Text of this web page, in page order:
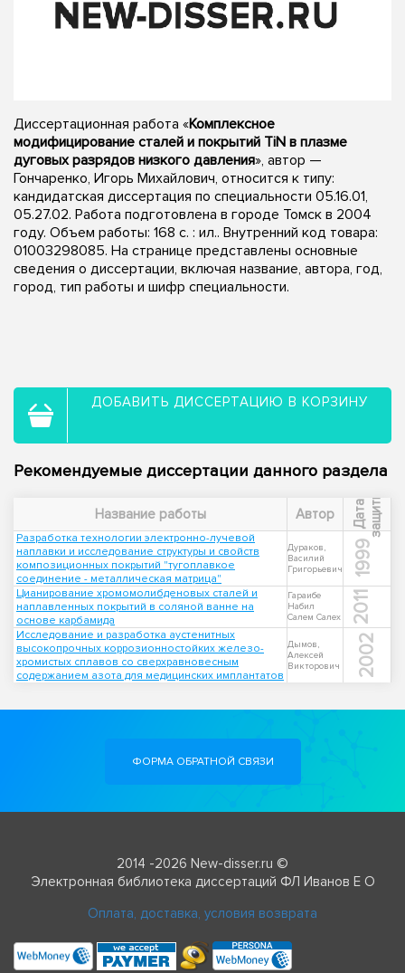
Диссертационная работа «Комплексное
модифицирование сталей и покрытий TiN в плазме
дуговых разрядов низкого давления», автор —
Гончаренко, Игорь Михайлович, относится к типу:
кандидатская диссертация по специальности 05.16.01,
05.27.02. Работа подготовлена в городе Томск в 2004
году. Объем работы: 168 с. : ил.. Внутренний код товара:
01003298085. На странице представлены основные
сведения о диссертации, включая название, автора, год,
город, тип работы и шифр специальности.
ДОБАВИТЬ ДИССЕРТАЦИЮ В КОРЗИНУ
Рекомендуемые диссертации данного раздела
Название работы Автор Д
а
т
а
з
а
щ
и
т ы
Разработка технологии электронно-лучевой
наплавки и исследование структуры и свойств
композиционных покрытий "тугоплавкое
соединение - металлическая матрица"
Дураков,
Василий
Григорьевич
1999
Цианирование хромомолибденовых сталей и
наплавленных покрытий в соляной ванне на
основе карбамида
Гараибе
Набил
Салем Салех
2011
Исследование и разработка аустенитных
высокопрочных коррозионностойких железо-
хромистых сплавов со сверхравновесным
содержанием азота для медицинских имплантатов
Дымов,
Алексей
Викторович
2002
ФОРМА ОБРАТНОЙ СВЯЗИ
2014 -2026 New-disser.ru ©
Электронная библиотека диссертаций ФЛ Иванов Е О
Оплата, доставка, условия возврата